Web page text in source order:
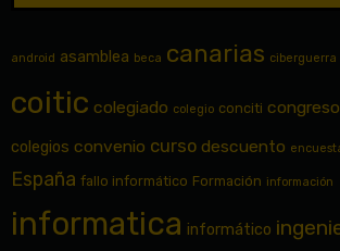
android asamblea beca canarias ciberguerra
coitic colegiado colegio conciti congreso
colegios convenio curso descuento
España fallo informático Formación información
informatica informático